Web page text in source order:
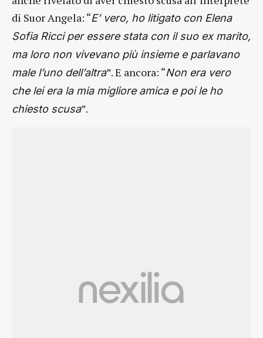
di Suor Angela: “E’ vero, ho litigato con Elena
Sofia Ricci per essere stata con il suo ex marito,
ma loro non vivevano più insieme e parlavano
male l’uno dell’altra”. E ancora: “Non era vero
che lei era la mia migliore amica e poi le ho
chiesto scusa”.